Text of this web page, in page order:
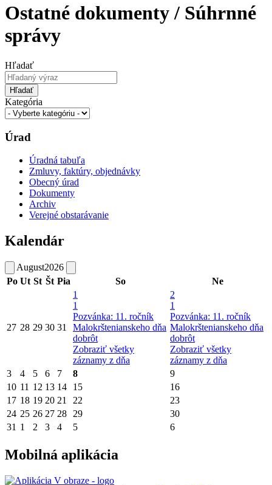
Ostatné dokumenty / Súhrnné
správy
Hľadať
Hľadať
Kategória
Úrad
Úradná tabuľa
Zmluvy, faktúry, objednávky
Obecný úrad
Dokumenty
Archiv
Verejné obstarávanie
Kalendár
August2026
Po Ut St Št Pia So Ne
27 28 29 30 31
1
1
Pozvánka: 11. ročník
Malokrštenianskeho dňa
dobrôt
Zobraziť všetky
záznamy z dňa
2
1
Pozvánka: 11. ročník
Malokrštenianskeho dňa
dobrôt
Zobraziť všetky
záznamy z dňa
3
4 5 6 7 8
9
10 11 12 13 14 15
16
17 18 19 20 21 22
23
24 25 26 27 28 29
30
31 1 2 3 4 5 6
Mobilná aplikácia